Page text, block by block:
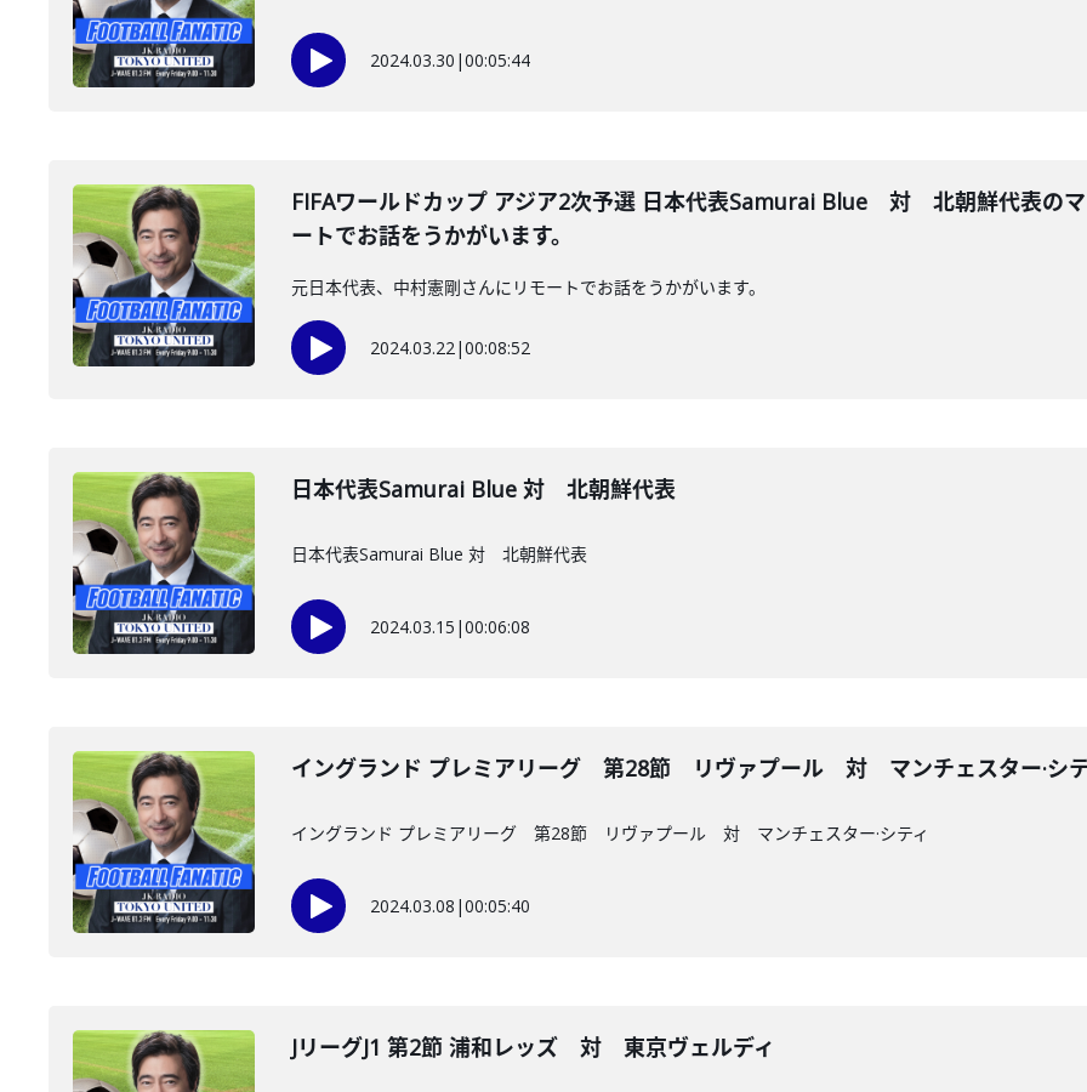
2024.03.30 |00:05:44
FIFAワールドカップ アジア2次予選 日本代表Samurai Blue 対 北朝鮮代表の
ートでお話をうかがいます。
元日本代表、中村憲剛さんにリモートでお話をうかがいます。
2024.03.22|00:08:52
日本代表Samurai Blue 対 北朝鮮代表
日本代表Samurai Blue 対 北朝鮮代表
2024.03.15 |00:06:08
イングランド プレミアリーグ 第28節 リヴァプール 対 マンチェスター·シ
イングランド プレミアリーグ 第28節 リヴァプール 対 マンチェスター·シティ
2024.03.08 |00:05:40
JリーグJ1 第2節 浦和レッズ 対 東京ヴェルディ